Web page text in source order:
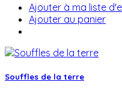
Ajouter à ma liste
Ajouter au panier
Souffles de la terre